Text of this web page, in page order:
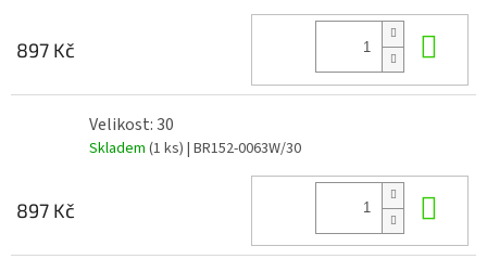
897 Kč
Velikost: 30
Skladem (1 ks) | BR152-0063W/30
897 Kč